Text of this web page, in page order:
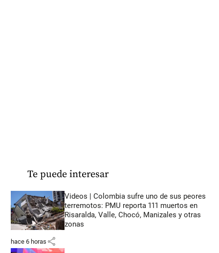
Te puede interesar
Videos | Colombia sufre uno de sus peores
terremotos: PMU reporta 111 muertos en
Risaralda, Valle, Chocó, Manizales y otras
zonas
hace 6 horas share